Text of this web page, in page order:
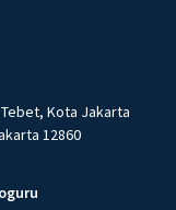
Tebet, Kota Jakarta
12860